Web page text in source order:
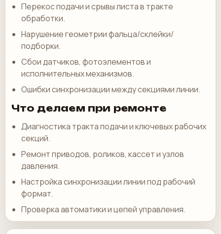
Перекос подачи и срывы листа в тракте
обработки.
Нарушение геометрии фальца/склейки/
подборки.
Сбои датчиков, фотоэлементов и
исполнительных механизмов.
Ошибки синхронизации между секциями линии.
Что делаем при ремонте
Диагностика тракта подачи и ключевых рабочих
секций.
Ремонт приводов, роликов, кассет и узлов
давления.
Настройка синхронизации линии под рабочий
формат.
Проверка автоматики и цепей управления.